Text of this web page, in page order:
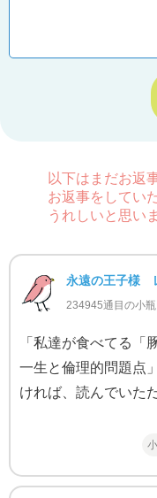
以下はまだお返
お返事をしてい
うれしいと思い
永遠の王子様
234945通目の小瓶
「私達が食べてる「
一生と倫理的問題点
ければ、読んでいた